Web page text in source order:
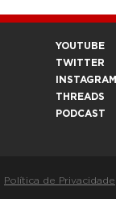
YOUTUBE
TWITTER
INSTAGRAM
THREADS
PODCAST
Política de Privacidade